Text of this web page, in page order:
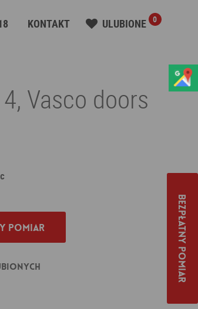
KONTAKT ULUBIONE 0
Vasco doors
pomiar Bezpłatny pomiar